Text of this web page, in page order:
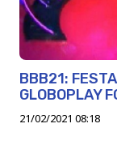
BBB21:
GLOBOPLAY
21/02/2021 08:18